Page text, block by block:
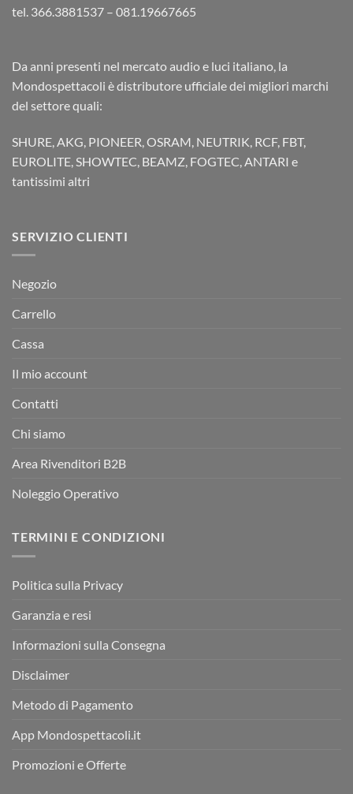
tel. 366.3881537 – 081.19667665
Da anni presenti nel mercato audio e luci italiano, la
Mondospettacoli è distributore ufficiale dei migliori marchi
del settore quali:
SHURE, AKG, PIONEER, OSRAM, NEUTRIK, RCF, FBT,
EUROLITE, SHOWTEC, BEAMZ, FOGTEC, ANTARI e
tantissimi altri
SERVIZIO CLIENTI
Negozio
Carrello
Cassa
Il mio account
Contatti
Chi siamo
Area Rivenditori B2B
Noleggio Operativo
TERMINI E CONDIZIONI
Politica sulla Privacy
Garanzia e resi
Informazioni sulla Consegna
Disclaimer
Metodo di Pagamento
App Mondospettacoli.it
Promozioni e Offerte